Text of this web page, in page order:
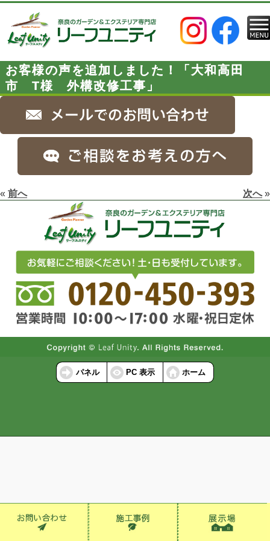
お客様の声を追加しました！「大和高田
市 T様 外構改修工事」
« 前へ 次へ»
パネル PC 表示 ホーム